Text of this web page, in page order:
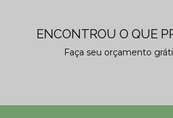
ENCONTROU O QUE
Faça seu orçamento